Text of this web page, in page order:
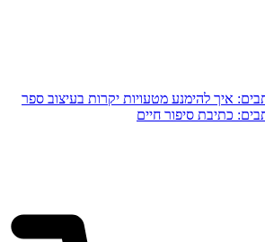
איך להימנע מטעויות יקרות בעיצוב ספר
כתיבת סיפור חיים